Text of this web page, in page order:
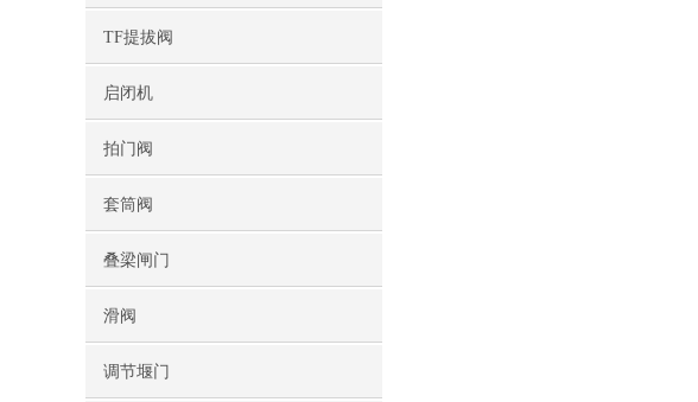
TF提拔阀
启闭机
拍门阀
套筒阀
叠梁闸门
滑阀
调节堰门